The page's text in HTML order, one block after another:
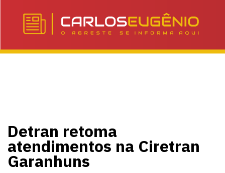
Detran retoma
atendimentos na Ciretran
Garanhuns